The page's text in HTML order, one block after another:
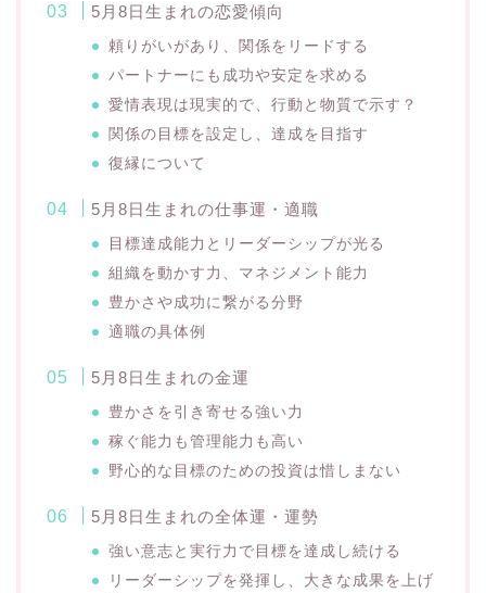
5月8日生まれの恋愛傾向
頼りがいがあり、関係をリードする
パートナーにも成功や安定を求める
愛情表現は現実的で、行動と物質で示す？
関係の目標を設定し、達成を目指す
復縁について
5月8日生まれの仕事運・適職
目標達成能力とリーダーシップが光る
組織を動かす力、マネジメント能力
豊かさや成功に繋がる分野
適職の具体例
5月8日生まれの金運
豊かさを引き寄せる強い力
稼ぐ能力も管理能力も高い
野心的な目標のための投資は惜しまない
5月8日生まれの全体運・運勢
強い意志と実行力で目標を達成し続ける
リーダーシップを発揮し、大きな成果を上げ